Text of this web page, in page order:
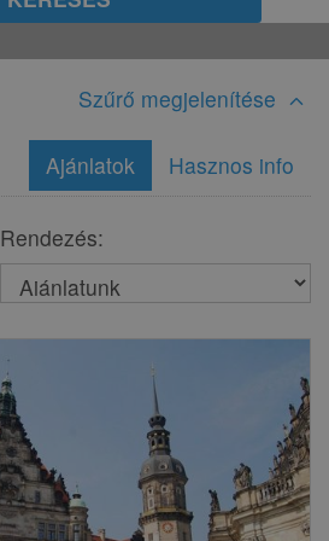
Szűrő megjelenítése expand_less
Ajánlatok Hasznos info
Rendezés: